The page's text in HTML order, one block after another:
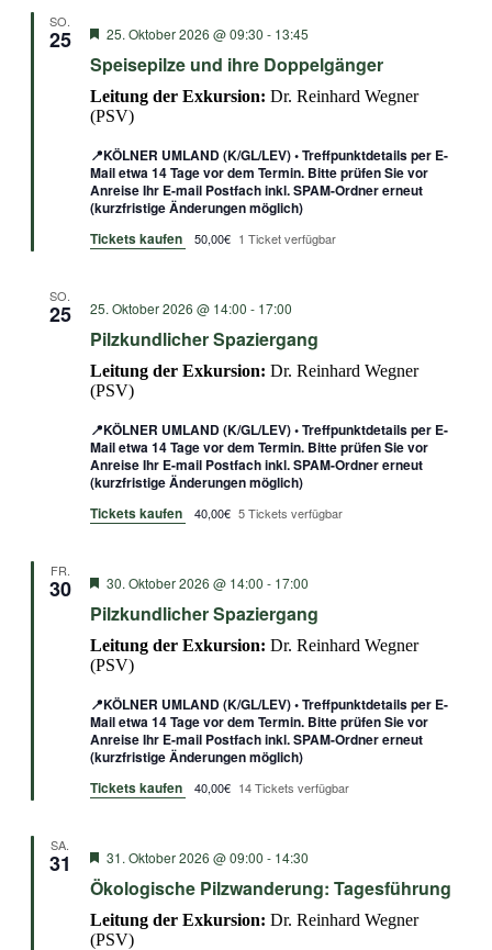
SO.
25 Empfohlen
25. Oktober 2026 @ 09:30 - 13:45
Speisepilze und ihre Doppelgänger
Leitung der Exkursion: Dr. Reinhard Wegner
(PSV)
📍KÖLNER UMLAND (K/GL/LEV) • Treffpunktdetails per E-
Mail etwa 14 Tage vor dem Termin. Bitte prüfen Sie vor
Anreise Ihr E-mail Postfach inkl. SPAM-Ordner erneut
(kurzfristige Änderungen möglich)
Tickets kaufen
50,00€ 1 Ticket verfügbar
SO.
25 25. Oktober 2026 @ 14:00 - 17:00
Pilzkundlicher Spaziergang
Leitung der Exkursion: Dr. Reinhard Wegner
(PSV)
📍KÖLNER UMLAND (K/GL/LEV) • Treffpunktdetails per E-
Mail etwa 14 Tage vor dem Termin. Bitte prüfen Sie vor
Anreise Ihr E-mail Postfach inkl. SPAM-Ordner erneut
(kurzfristige Änderungen möglich)
Tickets kaufen
40,00€ 5 Tickets verfügbar
FR.
30 Empfohlen
30. Oktober 2026 @ 14:00 - 17:00
Pilzkundlicher Spaziergang
Leitung der Exkursion: Dr. Reinhard Wegner
(PSV)
📍KÖLNER UMLAND (K/GL/LEV) • Treffpunktdetails per E-
Mail etwa 14 Tage vor dem Termin. Bitte prüfen Sie vor
Anreise Ihr E-mail Postfach inkl. SPAM-Ordner erneut
(kurzfristige Änderungen möglich)
Tickets kaufen
40,00€ 14 Tickets verfügbar
SA.
31 Empfohlen
31. Oktober 2026 @ 09:00 - 14:30
Ökologische Pilzwanderung: Tagesführung
Leitung der Exkursion: Dr. Reinhard Wegner
(PSV)